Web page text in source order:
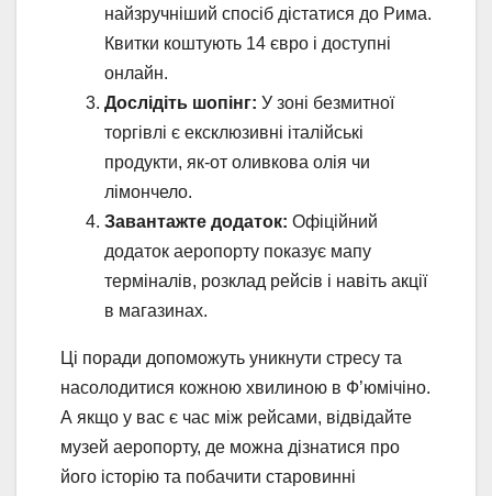
найзручніший спосіб дістатися до Рима.
Квитки коштують 14 євро і доступні
онлайн.
Дослідіть шопінг: У зоні безмитної
торгівлі є ексклюзивні італійські
продукти, як-от оливкова олія чи
лімончело.
Завантажте додаток: Офіційний
додаток аеропорту показує мапу
терміналів, розклад рейсів і навіть акції
в магазинах.
Ці поради допоможуть уникнути стресу та
насолодитися кожною хвилиною в Ф’юмічіно.
А якщо у вас є час між рейсами, відвідайте
музей аеропорту, де можна дізнатися про
його історію та побачити старовинні